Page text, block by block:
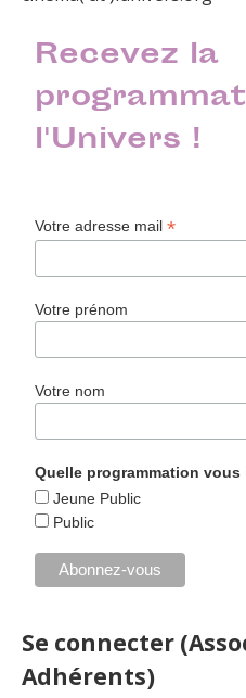
Recevez la
l'Univers !
Votre adresse mail*
Votre prénom
Votre nom
Quelle programmation vous
Jeune Public
Public
Se connecter
Adhérents)